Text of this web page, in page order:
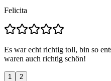
Felicita
Es war echt richtig toll, bin so
waren auch richtig schön!
1 2